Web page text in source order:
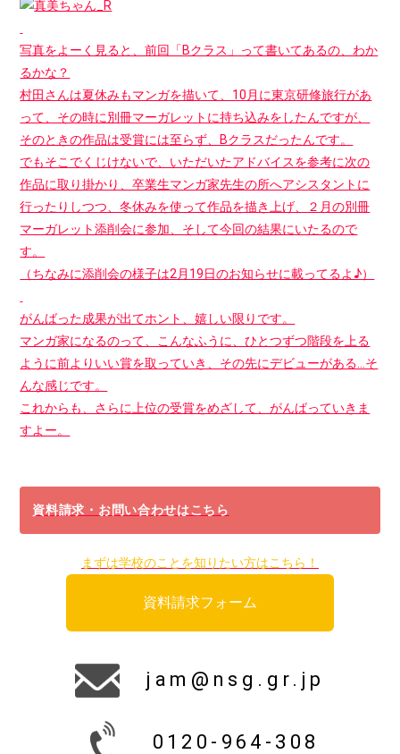
写真をよーく見ると、前回「Bクラス」って書いてあるの、わか
るかな？
村田さんは夏休みもマンガを描いて、10月に東京研修旅行があ
って、その時に別冊マーガレットに持ち込みをしたんですが、
そのときの作品は受賞には至らず、Bクラスだったんです。
でもそこでくじけないで、いただいたアドバイスを参考に次の
作品に取り掛かり、卒業生マンガ家先生の所へアシスタントに
行ったりしつつ、冬休みを使って作品を描き上げ、２月の別冊
マーガレット添削会に参加、そして今回の結果にいたるので
す。
（ちなみに添削会の様子は2月19日のお知らせに載ってるよ♪）
がんばった成果が出てホント、嬉しい限りです。
マンガ家になるのって、こんなふうに、ひとつずつ階段を上る
ように前よりいい賞を取っていき、その先にデビューがある…そ
んな感じです。
これからも、さらに上位の受賞をめざして、がんばっていきま
すよー。
資料請求・お問い合わせはこちら
まずは学校のことを知りたい方はこちら！
資料請求フォーム
jam@nsg.gr.jp
0120-964-308